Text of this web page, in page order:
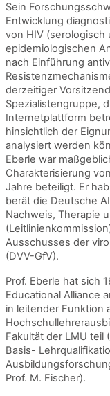
Sein
Entwicklung
von HIV (serologisch
epidemiologischen
nach Einführung
derzeitiger
Spezialistengruppe,
Internetplattform
hinsichtlich der
analysiert werden
Eberle war
Charakterisierung
Jahre beteiligt. Er
berät die Deutsche
Nachweis, Therapie
Ausschusses der
(DVV-GfV).
Prof. Eberle hat sich
Educational Alliance
in leitender Funktion
Fakultät der LMU teil
Basis-
Prof. M. Fischer).